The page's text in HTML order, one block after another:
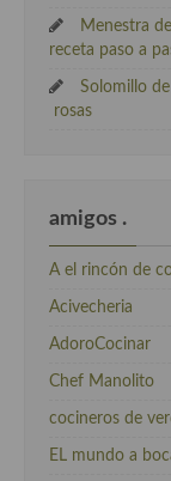
Menestra
receta paso a
Solomillo
rosas
amigos .
A el rincón de
Acivecheria
AdoroCocinar
Chef Manolito
cocineros de
EL mundo a